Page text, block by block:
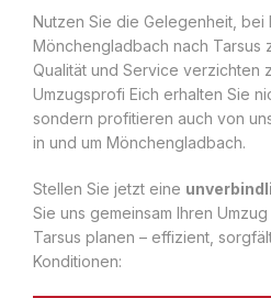
Nutzen Sie die Gelegenheit, bei
Mönchengladbach nach Tarsus
Qualität und Service verzichten
Umzugsprofi Eich erhalten Sie
sondern profitieren auch von
in und um Mönchengladbach.
Stellen Sie jetzt eine
Sie uns gemeinsam Ihren
Tarsus planen – effizient,
Konditionen: